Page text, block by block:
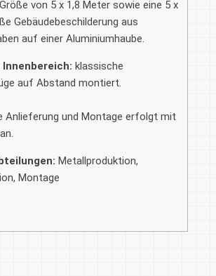
von 5 x 1,8 Meter sowie eine 5 x
Gebäudebeschilderung aus
auf einer Aluminiumhaube.
klassische
auf Abstand montiert.
Anlieferung und Montage erfolgt mit
Metallproduktion,
Montage